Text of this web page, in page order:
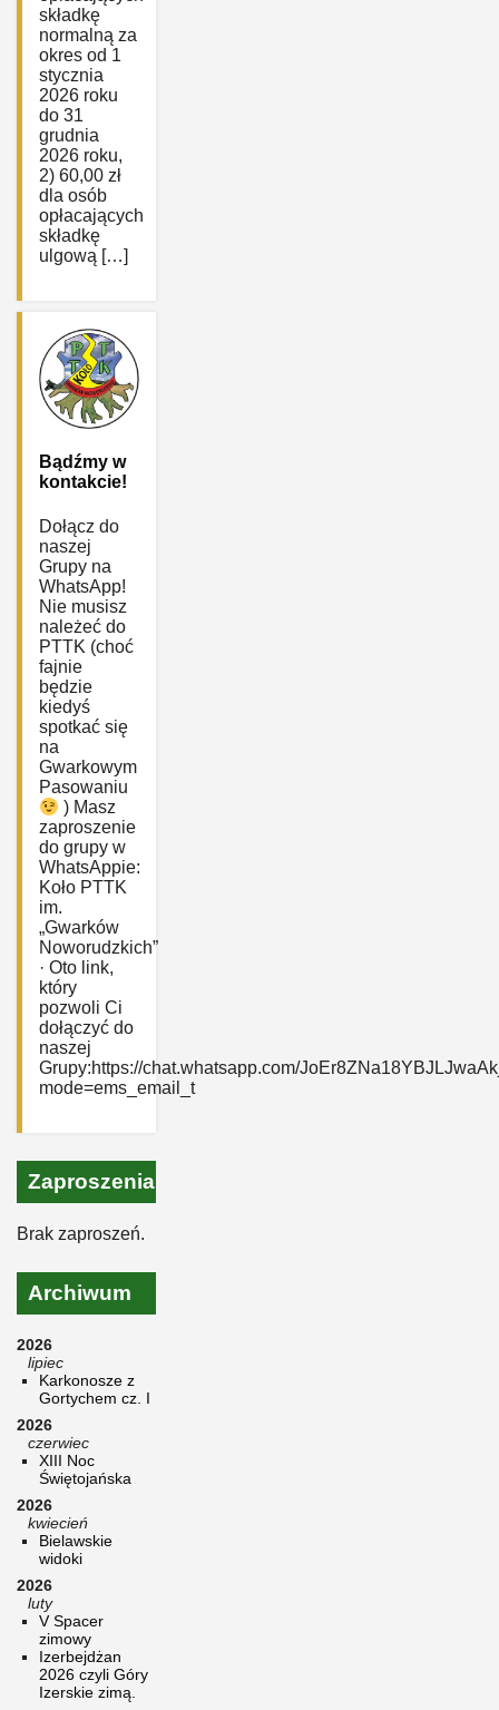
składkę
normalną za
okres od 1
stycznia
2026 roku
do 31
grudnia
2026 roku,
2) 60,00 zł
dla osób
opłacających
składkę
ulgową […]
Bądźmy w
kontakcie!
Dołącz do
naszej
Grupy na
WhatsApp!
Nie musisz
należeć do
PTTK (choć
fajnie
będzie
kiedyś
spotkać się
na
Gwarkowym
Pasowaniu
) Masz
zaproszenie
do grupy w
WhatsAppie:
‎Koło PTTK
im.
„Gwarków
Noworudzkich”
· Oto link,
który
pozwoli Ci
dołączyć do
naszej
Grupy:https://chat.whatsapp.com/
mode=ems_email_t
Zaproszenia
Brak zaproszeń.
Archiwum
2026
lipiec
Karkonosze z
Gortychem cz. I
2026
czerwiec
XIII Noc
Świętojańska
2026
kwiecień
Bielawskie
widoki
2026
luty
V Spacer
zimowy
Izerbejdżan
2026 czyli Góry
Izerskie zimą.